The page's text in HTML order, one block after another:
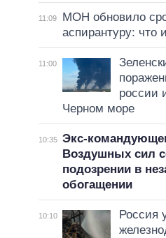
11:09
МОН обновило
аспирантуру: что
11:00
россии
Черном море
10:35 Экс-
Воздушных сил
подозрении в
обогащении
10:10
Россия